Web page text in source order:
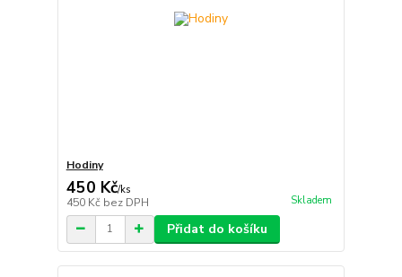
Hodiny
450 Kč/ks
450 Kč bez DPH Skladem
Přidat do košíku